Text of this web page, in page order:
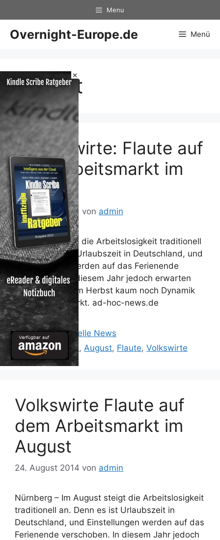
×
Inhalt
springen
Menu
Overnight-Europe.de Menü
August
– Volkswirte: Flaute auf
dem Arbeitsmarkt im
August
24. August 2014 von admin
Im August steigt die Arbeitslosigkeit traditionell
an. Denn es ist Urlaubszeit in Deutschland, und
Einstellungen werden auf das Ferienende
verschoben. In diesem Jahr jedoch erwarten
Experten auch im Herbst kaum noch Dynamik
auf dem Jobmarkt. ad-hoc-news.de
Kategorien
Reisen: Aktuelle News
Schlagwörter
Arbeitsmarkt, August, Flaute,Volkswirte
Volkswirte Flaute auf
dem Arbeitsmarkt im
August
24. August 2014 von admin
Nürnberg – Im August steigt die Arbeitslosigkeit
traditionell an. Denn es ist Urlaubszeit in
Deutschland, und Einstellungen werden auf das
Ferienende verschoben. In diesem Jahr jedoch